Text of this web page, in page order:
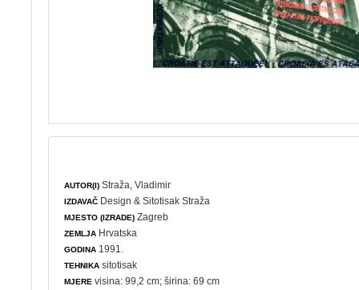
AUTOR(I) Straža, Vladimir
IZDAVAČ Design & Sitotisak Straža
MJESTO (IZRADE) Zagreb
ZEMLJA Hrvatska
GODINA 1991.
TEHNIKA sitotisak
MJERE visina: 99,2 cm; širina: 69 cm